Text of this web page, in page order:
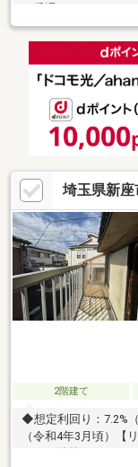
湿、外気清浄機能・
６．０ｍの南東・南
能な外付け電動ブラ
けがあり約２０．５
94cmのシンクで広
あり、換気しやすく
埼玉県新
2階建て
◆想定利回り：7.2%
（令和4年3月頃）【
クロス貼替え、フロ